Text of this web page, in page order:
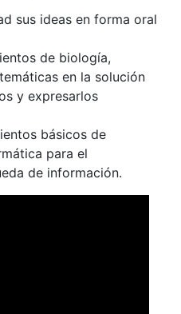
sus ideas en forma oral
de biología,
en la solución
y expresarlos
básicos de
para el
de información.